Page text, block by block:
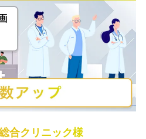
合クリニック様